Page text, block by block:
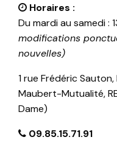
Horaires :
Du mardi au samedi :
modifications
nouvelles)
1 rue Frédéric
Maubert-Mutualité,
Dame)
09.85.15.71.91